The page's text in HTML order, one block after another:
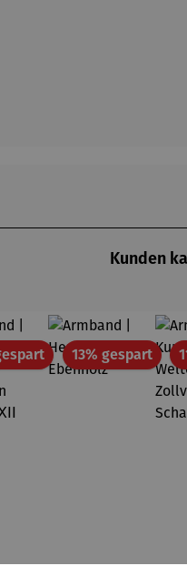
Kunden
Rabatt13% gespart